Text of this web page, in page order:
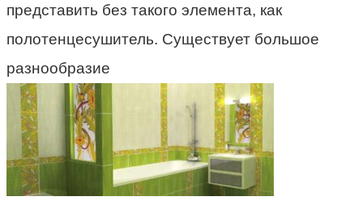
представить без такого элемента, как
полотенцесушитель. Существует большое
разнообразие